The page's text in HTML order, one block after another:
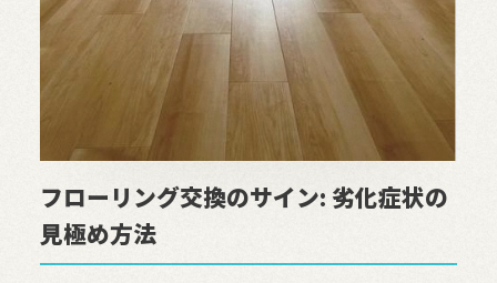
フローリング交換のサイン: 劣化症状の
見極め方法